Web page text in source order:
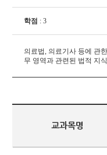
학점 : 3
의료법, 의료기사 등에 관
무 영역과 관련된 법적 지
교과목명